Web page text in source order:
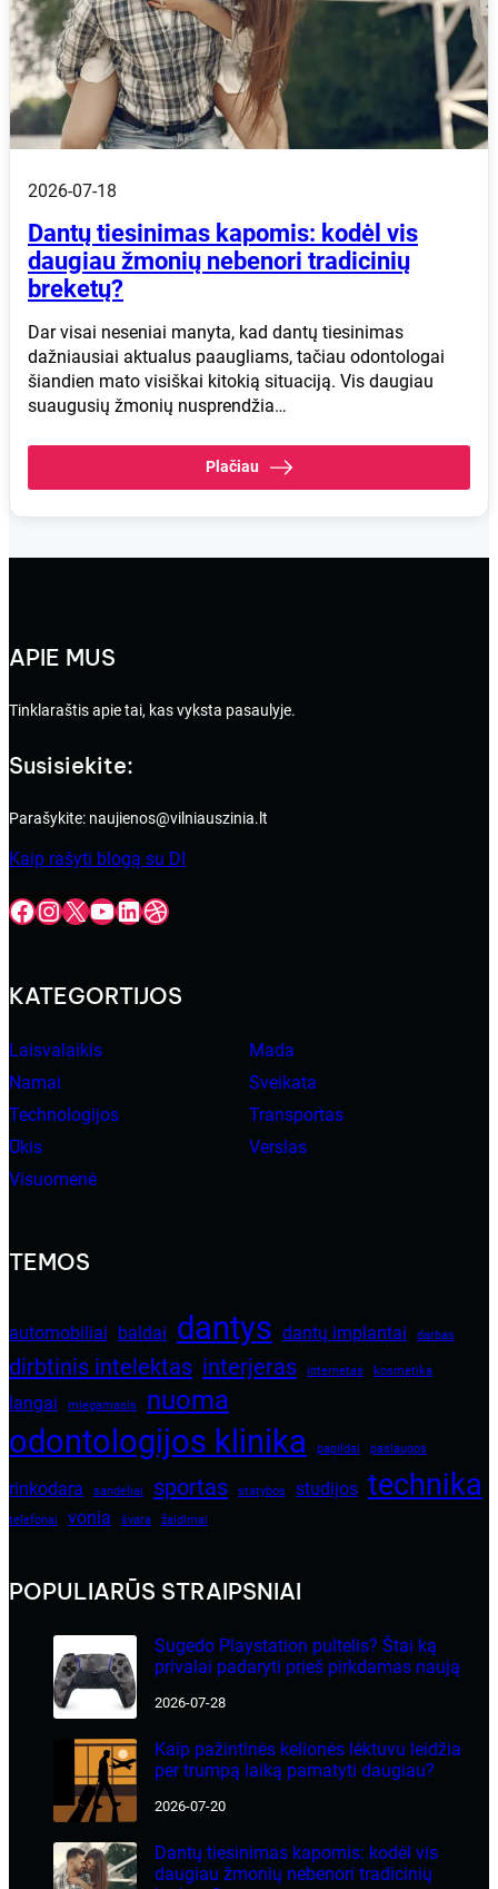
2026-07-18
Dantų tiesinimas kapomis: kodėl vis
daugiau žmonių nebenori tradicinių
breketų?
Dar visai neseniai manyta, kad dantų tiesinimas
dažniausiai aktualus paaugliams, tačiau odontologai
šiandien mato visiškai kitokią situaciją. Vis daugiau
suaugusių žmonių nusprendžia…
Plačiau
APIE MUS
Tinklaraštis apie tai, kas vyksta pasaulyje.
Susisiekite:
Parašykite: naujienos@vilniauszinia.lt
Kaip rašyti blogą su DI
Facebook InstagramX YouTube LinkedIn Dribbble
KATEGORTIJOS
Laisvalaikis
Mada
Namai
Sveikata
Technologijos
Transportas
Ūkis
Verslas
Visuomenė
TEMOS
automobiliai baldai dantys dantų implantai darbas
dirbtinis intelektas interjeras internetas kosmetika
langai miegamasis nuoma
odontologijos klinika papildai paslaugos
rinkodara sandėliai sportas statybos studijos technika
telefonai vonia švara žaidimai
POPULIARŪS STRAIPSNIAI
Sugedo Playstation pultelis? Štai ką
privalai padaryti prieš pirkdamas naują
2026-07-28
Kaip pažintinės kelionės lėktuvu leidžia
per trumpą laiką pamatyti daugiau?
2026-07-20
Dantų tiesinimas kapomis: kodėl vis
daugiau žmonių nebenori tradicinių